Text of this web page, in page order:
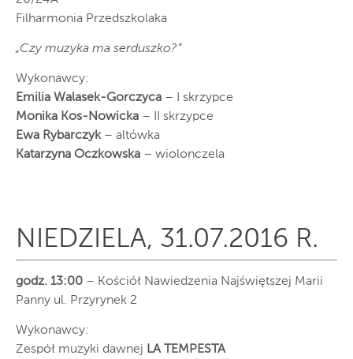
Filharmonia Przedszkolaka
„Czy muzyka ma serduszko?”
Wykonawcy:
Emilia Walasek-Gorczyca – I skrzypce
Monika Kos-Nowicka – II skrzypce
Ewa Rybarczyk– altówka
Katarzyna Oczkowska – wiolonczela
NIEDZIELA, 31.07.2016 R.
godz. 13:00 – Kościół Nawiedzenia Najświętszej Marii
Panny ul. Przyrynek 2
Wykonawcy:
Zespół muzyki dawnej LA TEMPESTA